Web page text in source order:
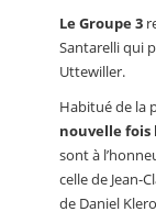
Le Groupe 3
Santarelli qui
Uttewiller.
Habitué de la
nouvelle fois
sont à
celle de Jean-
de Daniel